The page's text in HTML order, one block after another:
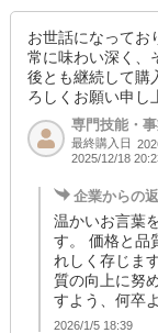
お世話になってお
常に味わい深く、
後とも継続して購
ろしくお願い申し
専門技能・
最終購入日
2025/12/18
企業からの
温かいお言葉
す。 価格と品
れしく存じま
質の向上に努
すよう、何卒
2026/1/5 18:39